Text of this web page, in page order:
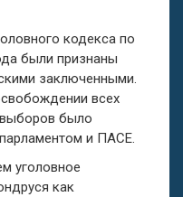
кодекса по
были признаны
заключенными.
всех
было
и ПАСЕ.
уголовное
как